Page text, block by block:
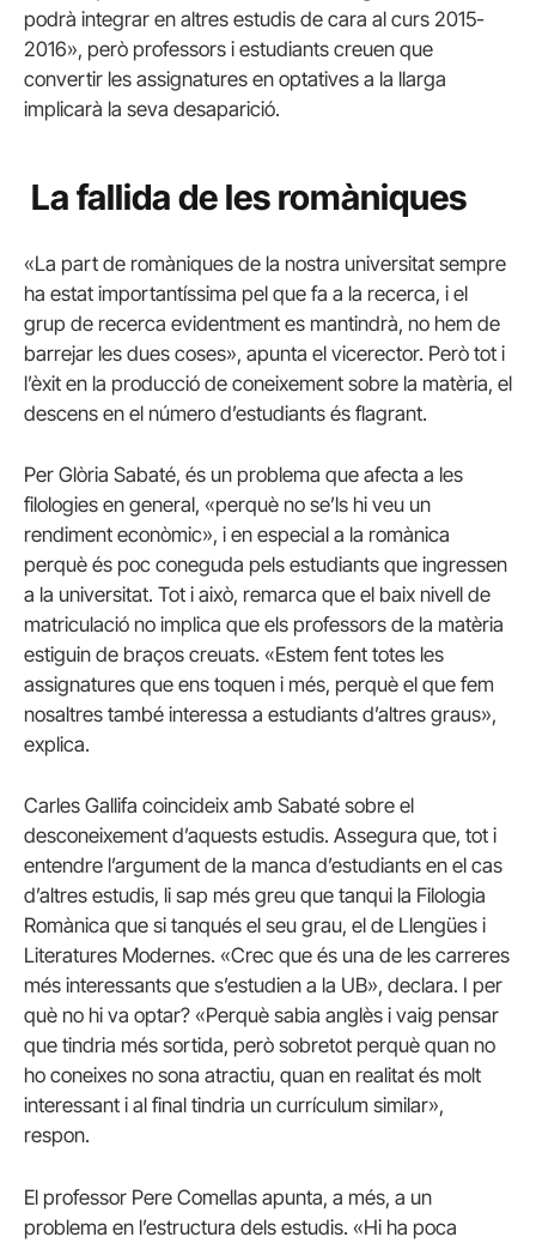
podrà integrar en altres estudis de cara al curs 2015-
2016», però professors i estudiants creuen que
convertir les assignatures en optatives a la llarga
implicarà la seva desaparició.
La fallida de les romàniques
«La part de romàniques de la nostra universitat sempre
ha estat importantíssima pel que fa a la recerca, i el
grup de recerca evidentment es mantindrà, no hem de
barrejar les dues coses», apunta el vicerector. Però tot i
l’èxit en la producció de coneixement sobre la matèria, el
descens en el número d’estudiants és flagrant.
Per Glòria Sabaté, és un problema que afecta a les
filologies en general, «perquè no se’ls hi veu un
rendiment econòmic», i en especial a la romànica
perquè és poc coneguda pels estudiants que ingressen
a la universitat. Tot i això, remarca que el baix nivell de
matriculació no implica que els professors de la matèria
estiguin de braços creuats. «Estem fent totes les
assignatures que ens toquen i més, perquè el que fem
nosaltres també interessa a estudiants d’altres graus»,
explica.
Carles Gallifa coincideix amb Sabaté sobre el
desconeixement d’aquests estudis. Assegura que, tot i
entendre l’argument de la manca d’estudiants en el cas
d’altres estudis, li sap més greu que tanqui la Filologia
Romànica que si tanqués el seu grau, el de Llengües i
Literatures Modernes. «Crec que és una de les carreres
més interessants que s’estudien a la UB», declara. I per
què no hi va optar? «Perquè sabia anglès i vaig pensar
que tindria més sortida, però sobretot perquè quan no
ho coneixes no sona atractiu, quan en realitat és molt
interessant i al final tindria un currículum similar»,
respon.
El professor Pere Comellas apunta, a més, a un
problema en l’estructura dels estudis. «Hi ha poca